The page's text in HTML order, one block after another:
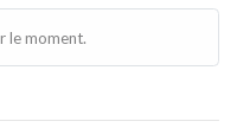
le moment.